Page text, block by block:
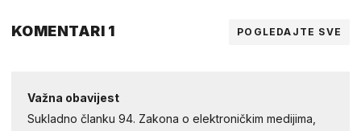
KOMENTARI 1 POGLEDAJTE SVE
Važna obavijest
Sukladno članku 94. Zakona o elektroničkim medijima,